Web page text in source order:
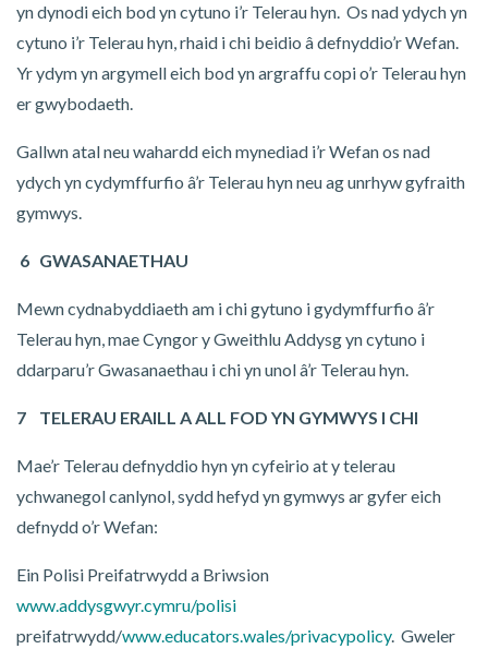
yn dynodi eich bod yn cytuno i’r Telerau hyn. Os nad ydych yn
cytuno i’r Telerau hyn, rhaid i chi beidio â defnyddio’r Wefan.
Yr ydym yn argymell eich bod yn argraffu copi o’r Telerau hyn
er gwybodaeth.
Gallwn atal neu wahardd eich mynediad i’r Wefan os nad
ydych yn cydymffurfio â’r Telerau hyn neu ag unrhyw gyfraith
gymwys.
6 GWASANAETHAU
Mewn cydnabyddiaeth am i chi gytuno i gydymffurfio â’r
Telerau hyn, mae Cyngor y Gweithlu Addysg yn cytuno i
ddarparu’r Gwasanaethau i chi yn unol â’r Telerau hyn.
7 TELERAU ERAILL A ALL FOD YN GYMWYS I CHI
Mae’r Telerau defnyddio hyn yn cyfeirio at y telerau
ychwanegol canlynol, sydd hefyd yn gymwys ar gyfer eich
defnydd o’r Wefan:
Ein Polisi Preifatrwydd a Briwsion
www.addysgwyr.cymru/polisi
preifatrwydd/www.educators.wales/privacypolicy. Gweler